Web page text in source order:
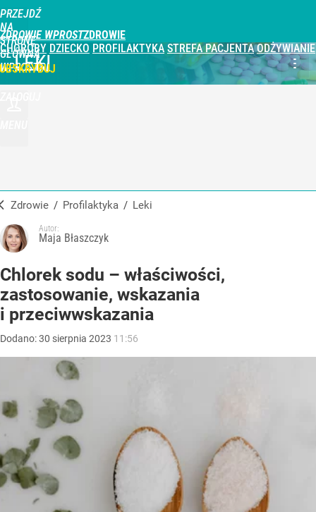
PRZEJDŹ
NA
STRONĘ
GŁÓWNĄ
WPROST.PL
ZDROWIE WPROST
CHOROBY DZIECKO PROFILAKTYKA STREFA PACJENTA ODŻYWIANIE
LEKI
Zdrowie / Profilaktyka / Leki
Autor:
Maja Błaszczyk
Chlorek sodu – właściwości,
zastosowanie, wskazania
i przeciwwskazania
Dodano:30 sierpnia 2023 11:56